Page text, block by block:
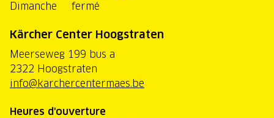
Dimanche
fermé
Kärcher Center Hoogstraten
Meerseweg 199 bus a
2322 Hoogstraten
info@karchercentermaes.be
Heures d'ouverture